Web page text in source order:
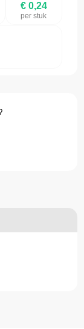
€ 0,24
per stuk